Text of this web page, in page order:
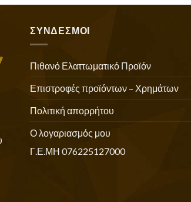
ΣΥΝΔΕΣΜΟΙ
Πιθανό Ελαττωματικό Προϊόν
Επιστροφές προϊόντων – Χρημάτων
Πολιτική απορρήτου
Ο λογαριασμός μου
Γ.Ε.ΜΗ 076225127000